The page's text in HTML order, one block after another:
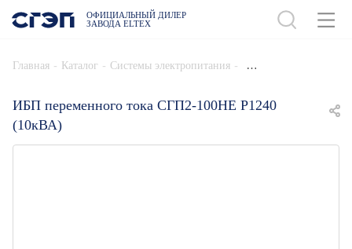
ОФИЦИАЛЬНЫЙ ДИЛЕР
ЗАВОДА ELTEX
Главная - Каталог - Системы электропитания -
ИБП переменного тока СГП2-100НЕ Р1240
(10кВА)